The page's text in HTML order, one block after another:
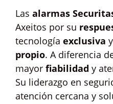
Las alarmas
Axeitos por su
tecnología exclusiva y
propio. A diferencia
mayor fiabilidad y
Su liderazgo en
atención cercana y